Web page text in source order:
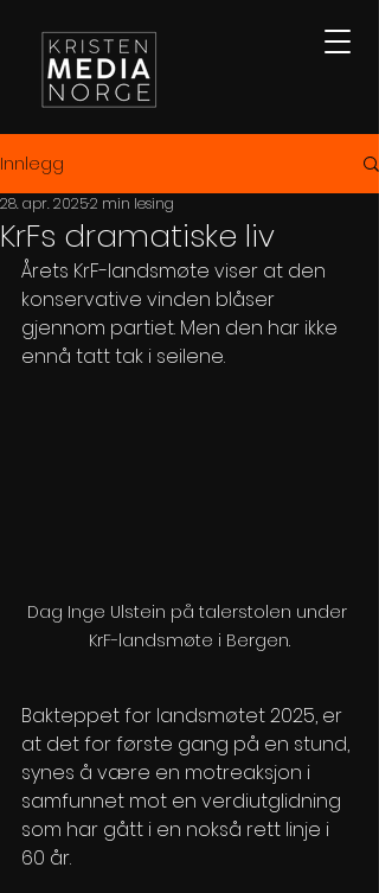
Innlegg
KrFs dramatiske liv
28. apr. 20252 min lesing
Årets KrF-landsmøte viser at den
konservative vinden blåser
gjennom partiet. Men den har ikke
ennå tatt tak i seilene.
Dag Inge Ulstein på talerstolen under
KrF-landsmøte i Bergen.
Bakteppet for landsmøtet 2025, er
at det for første gang på en stund,
synes å være en motreaksjon i
samfunnet mot en verdiutglidning
som har gått i en nokså rett linje i
60 år.